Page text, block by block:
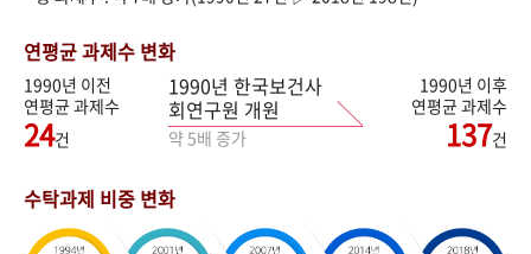
연평균 과제수 변화
1990년 이전
연평균 과제수
24건
1990년 한국보건사
회연구원 개원
약 5배 증가
1990년 이후
연평균 과제수
137건
수탁과제 비중 변화